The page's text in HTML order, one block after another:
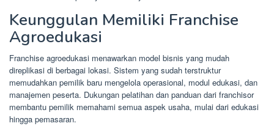
Keunggulan Memiliki Franchise
Agroedukasi
Franchise agroedukasi menawarkan model bisnis yang mudah
direplikasi di berbagai lokasi. Sistem yang sudah terstruktur
memudahkan pemilik baru mengelola operasional, modul edukasi, dan
manajemen peserta. Dukungan pelatihan dan panduan dari franchisor
membantu pemilik memahami semua aspek usaha, mulai dari edukasi
hingga pemasaran.